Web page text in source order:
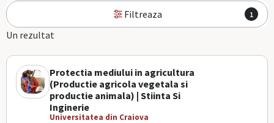
Filtreaza 1
Un rezultat
Protectia mediului in agricultura
(Productie agricola vegetala si
productie animala) | Stiinta Si
Inginerie
Universitatea din Craiova